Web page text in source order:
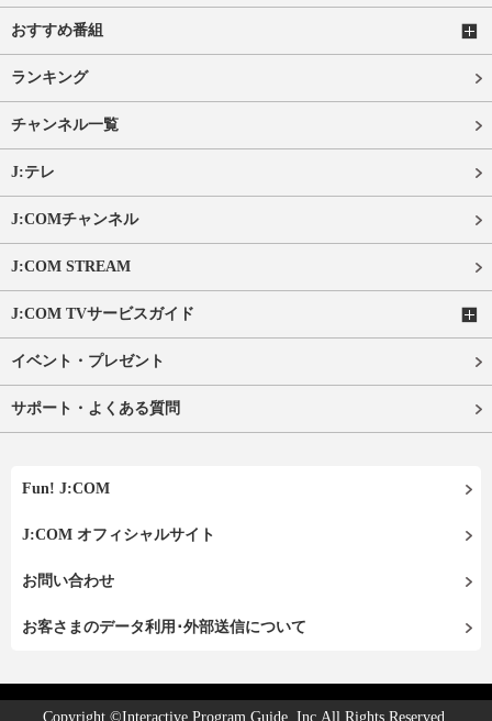
おすすめ番組
ランキング
チャンネル一覧
J:テレ
J:COMチャンネル
J:COM STREAM
J:COM TVサービスガイド
イベント・プレゼント
サポート・よくある質問
Fun! J:COM
J:COM オフィシャルサイト
お問い合わせ
お客さまのデータ利用･外部送信について
Copyright ©Interactive Program Guide, Inc.All Rights Reserved.